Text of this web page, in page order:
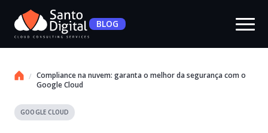
BLOG
Compliance na nuvem: garanta o melhor da segurança com o
Google Cloud
GOOGLE CLOUD